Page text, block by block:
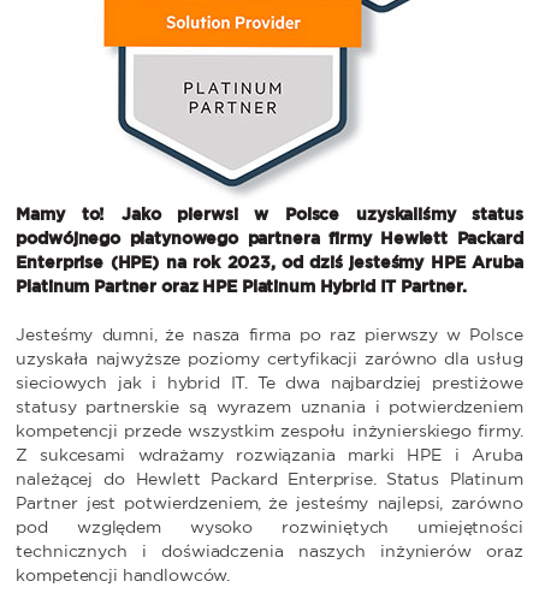
Mamy to! Jako pierwsi w Polsce uzyskaliśmy status
podwójnego platynowego partnera firmy Hewlett Packard
Enterprise (HPE) na rok 2023, od dziś jesteśmy HPE Aruba
Platinum Partner oraz HPE Platinum Hybrid IT Partner.
Jesteśmy dumni, że nasza firma po raz pierwszy w Polsce
uzyskała najwyższe poziomy certyfikacji zarówno dla usług
sieciowych jak i hybrid IT. Te dwa najbardziej prestiżowe
statusy partnerskie są wyrazem uznania i potwierdzeniem
kompetencji przede wszystkim zespołu inżynierskiego firmy.
Z sukcesami wdrażamy rozwiązania marki HPE i Aruba
należącej do Hewlett Packard Enterprise. Status Platinum
Partner jest potwierdzeniem, że jesteśmy najlepsi, zarówno
pod względem wysoko rozwiniętych umiejętności
technicznych i doświadczenia naszych inżynierów oraz
kompetencji handlowców.